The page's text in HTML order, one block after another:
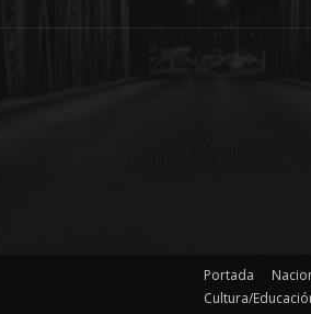
Portada
Cultura/